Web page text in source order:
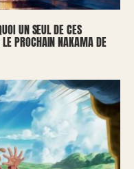
UN SEUL DE CES
PROCHAIN NAKAMA DE